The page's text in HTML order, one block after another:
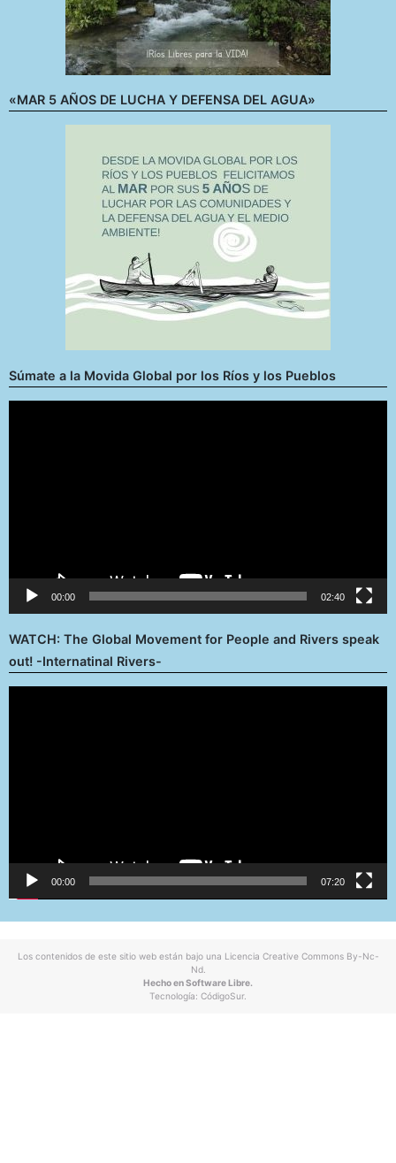
«MAR 5 AÑOS DE LUCHA Y DEFENSA DEL AGUA»
Súmate a la Movida Global por los Ríos y los Pueblos
00:00 02:40
WATCH: The Global Movement for People and Rivers speak
out! -Internatinal Rivers-
00:00 07:20
Los contenidos de este sitio web están bajo una Licencia Creative Commons By-Nc-
Nd.
Hecho en Software Libre.
Tecnología: CódigoSur.